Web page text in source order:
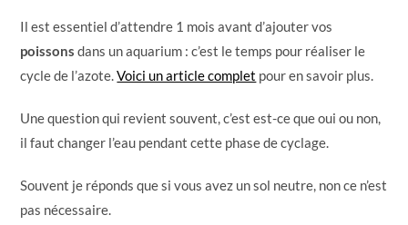
Il est essentiel d’attendre 1 mois avant d’ajouter vos
poissons dans un aquarium : c’est le temps pour réaliser le
cycle de l’azote.Voici un article complet pour en savoir plus.
Une question qui revient souvent, c’est est-ce que oui ou non,
il faut changer l’eau pendant cette phase de cyclage.
Souvent je réponds que si vous avez un sol neutre, non ce n’est
pas nécessaire.